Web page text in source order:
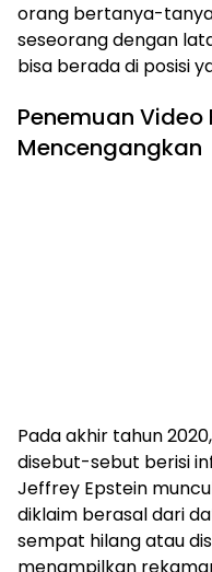
orang bertanya-
seseorang dengan
bisa berada di posisi
Penemuan Video
Mencengangkan
Pada akhir tahun
disebut-sebut berisi
Jeffrey Epstein
diklaim berasal dari
sempat hilang atau